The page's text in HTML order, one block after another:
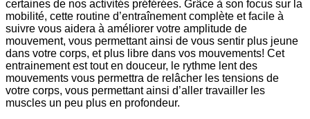
certaines de nos activités préférées. Grâce à son focus sur la
mobilité, cette routine d’entraînement complète et facile à
suivre vous aidera à améliorer votre amplitude de
mouvement, vous permettant ainsi de vous sentir plus jeune
dans votre corps, et plus libre dans vos mouvements! Cet
entrainement est tout en douceur, le rythme lent des
mouvements vous permettra de relâcher les tensions de
votre corps, vous permettant ainsi d’aller travailler les
muscles un peu plus en profondeur.